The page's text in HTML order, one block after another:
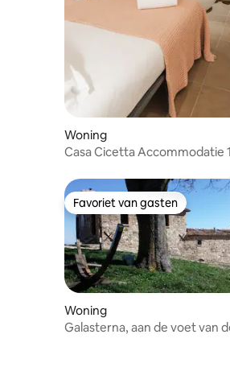
Woning
Casa Cicetta
Favoriet van gasten
Favoriet van gasten
Woning
Galasterna, aan de voet van